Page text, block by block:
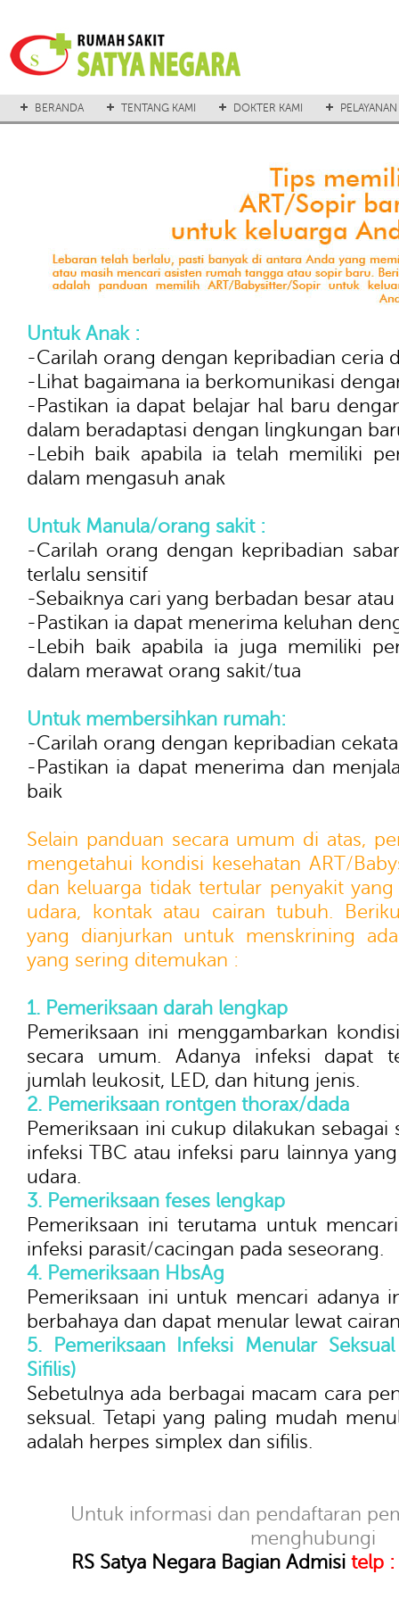
BERANDA TENTANG KAMI DOKTER KAMI PELAYANAN
Untuk Anak :
-Carilah orang dengan kepribadian ceria
-Lihat bagaimana ia berkomunikasi
-Pastikan ia dapat belajar hal baru
dalam beradaptasi dengan lingkungan
-Lebih baik apabila ia telah memiliki
dalam mengasuh anak
Untuk Manula/orang sakit :
-Carilah orang dengan kepribadian
terlalu sensitif
-Sebaiknya cari yang berbadan besar
-Pastikan ia dapat menerima keluhan
-Lebih baik apabila ia juga memiliki
dalam merawat orang sakit/tua
Untuk membersihkan rumah:
-Carilah orang dengan kepribadian
-Pastikan ia dapat menerima dan
baik
Selain panduan secara umum di atas,
mengetahui kondisi kesehatan ART/
dan keluarga tidak tertular penyakit
udara, kontak atau cairan tubuh.
yang dianjurkan untuk menskrining
yang sering ditemukan :
1. Pemeriksaan darah lengkap
Pemeriksaan ini menggambarkan
secara umum. Adanya infeksi dapat
jumlah leukosit, LED, dan hitung jenis.
2. Pemeriksaan rontgen thorax/dada
Pemeriksaan ini cukup dilakukan
infeksi TBC atau infeksi paru lainnya
udara.
3. Pemeriksaan feses lengkap
Pemeriksaan ini terutama untuk
infeksi parasit/cacingan pada seseorang.
4. Pemeriksaan HbsAg
Pemeriksaan ini untuk mencari adanya
berbahaya dan dapat menular lewat
5. Pemeriksaan Infeksi Menular
Sifilis)
Sebetulnya ada berbagai macam cara
seksual. Tetapi yang paling mudah
adalah herpes simplex dan sifilis.
Untuk informasi dan pendaftaran
menghubungi
RS Satya Negara Bagian Admisi telp :